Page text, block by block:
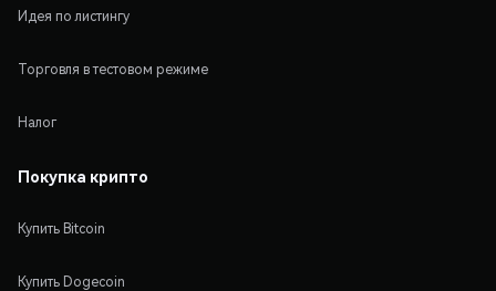
Идея по листингу
Торговля в тестовом режиме
Налог
Покупка крипто
Купить Bitcoin
Купить Dogecoin